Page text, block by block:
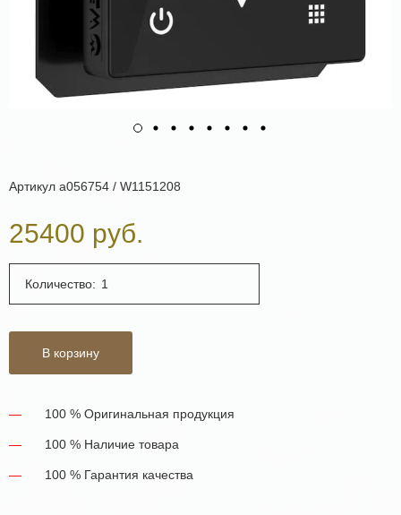
Артикул a056754 / W1151208
25400 руб.
Количество:
В корзину
100 % Оригинальная продукция
100 % Наличие товара
100 % Гарантия качества